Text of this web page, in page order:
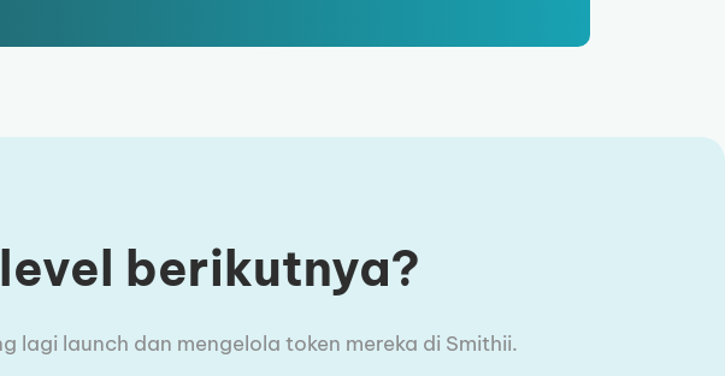
berikutnya?
lagi launch dan mengelola token mereka di Smithii.